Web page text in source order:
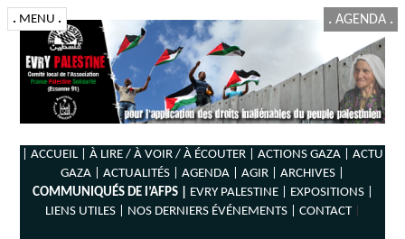
. MENU . . AGENDA .
| ACCUEIL | À LIRE / À VOIR / À ÉCOUTER | ACTIONS GAZA |
ACTU
GAZA |
ACTUALITÉS | AGENDA | AGIR |
ARCHIVES |
COMMUNIQUÉS DE l’AFPS |
EVRY PALESTINE |
EXPOSITIONS |
LIENS UTILES |
NOS DERNIERS ÉVÉNEMENTS | CONTACT|